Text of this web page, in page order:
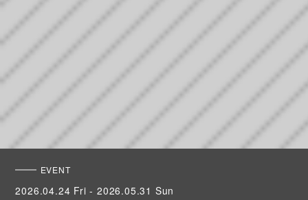
2026.04.24 Fri - 2026.05.31 Sun
EVENT